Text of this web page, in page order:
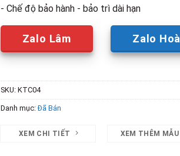
- Chế độ bảo hành - bảo trì dài hạn
Zalo Lâm Zalo Hoà
SKU: KTC04
Danh mục:Đã Bán
XEM CHI TIẾT XEM THÊM MẪU